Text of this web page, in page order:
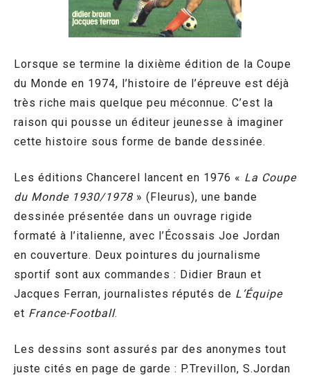
Lorsque se termine la dixième édition de la Coupe
du Monde en 1974, l’histoire de l’épreuve est déjà
très riche mais quelque peu méconnue. C’est la
raison qui pousse un éditeur jeunesse à imaginer
cette histoire sous forme de bande dessinée.
Les éditions Chancerel lancent en 1976 « La Coupe
du Monde 1930/1978 » (Fleurus), une bande
dessinée présentée dans un ouvrage rigide
formaté à l’italienne, avec l’Écossais Joe Jordan
en couverture. Deux pointures du journalisme
sportif sont aux commandes : Didier Braun et
Jacques Ferran, journalistes réputés de L’Équipe
et France-Football.
Les dessins sont assurés par des anonymes tout
juste cités en page de garde : P.Trevillon, S.Jordan